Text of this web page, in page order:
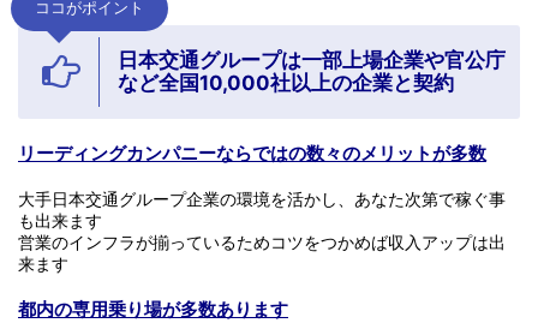
ココがポイント
日本交通グループは一部上場企業や官公庁
など全国10,000社以上の企業と契約
リーディングカンパニーならではの数々のメリットが多数
大手日本交通グループ企業の環境を活かし、あなた次第で稼ぐ事
も出来ます
営業のインフラが揃っているためコツをつかめば収入アップは出
来ます
都内の専用乗り場が多数あります